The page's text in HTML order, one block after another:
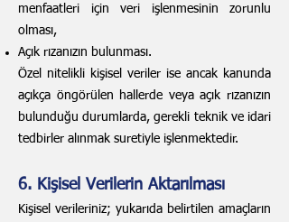
menfaatleri için veri işlenmesinin zorunlu
olması,
Açık rızanızın bulunması.
Özel nitelikli kişisel veriler ise ancak kanunda
açıkça öngörülen hallerde veya açık rızanızın
bulunduğu durumlarda, gerekli teknik ve idari
tedbirler alınmak suretiyle işlenmektedir.
6. Kişisel Verilerin Aktarılması
Kişisel verileriniz; yukarıda belirtilen amaçların